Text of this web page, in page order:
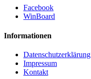
Facebook
WinBoard
Informationen
Datenschutzerklärung
Impressum
Kontakt